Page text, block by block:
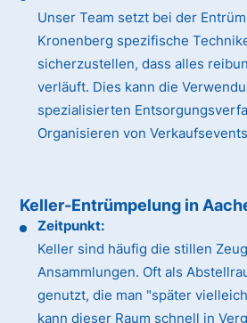
Unser Team setzt bei der
Kronenberg spezifische
sicherzustellen, dass alles
verläuft. Dies kann die
spezialisierten
Organisieren von
Keller-Entrümpelung in
Zeitpunkt:
Keller sind häufig die stillen
Ansammlungen. Oft als
genutzt, die man "später
kann dieser Raum schnell in